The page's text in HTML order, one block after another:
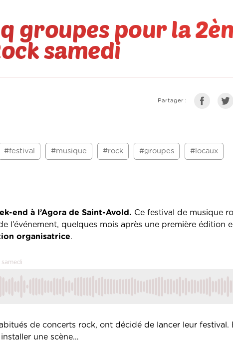
groupes pour la
samedi
Partager :
#festival #musique #rock #groupes #locaux
end à l’Agora de Saint-Avold. Ce festival de musique
l’événement, quelques mois après une première édition
organisatrice.
de concerts rock, ont décidé de lancer leur festival.
une scène…